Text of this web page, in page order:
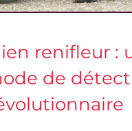
renifleur :
de